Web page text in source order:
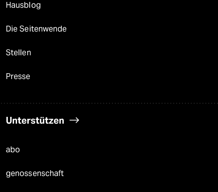
Hausblog
Die Seitenwende
Stellen
Presse
Unterstützen
abo
genossenschaft